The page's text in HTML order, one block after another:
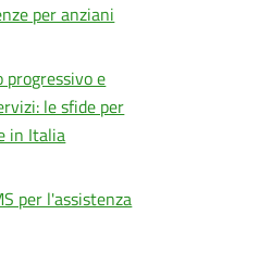
per anziani
progressivo e
le sfide per
in Italia
per l'assistenza